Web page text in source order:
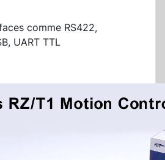
comme RS422,
UART TTL